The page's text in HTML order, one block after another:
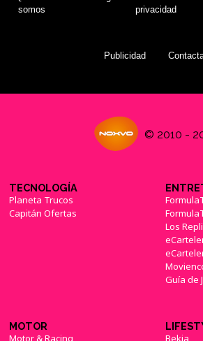
somos
privacidad
Publicidad
© 2010 -
TECNOLOGÍA
Planeta Trucos
Capitán Ofertas
Los
Guía de
MOTOR
Motor & Racing Bekia